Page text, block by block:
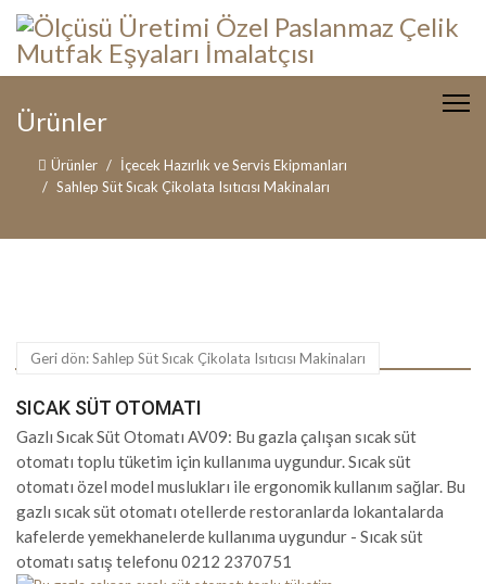
Ürünler
Ürünler
İçecek Hazırlık ve Servis Ekipmanları
Sahlep Süt Sıcak Çikolata Isıtıcısı Makinaları
Geri dön: Sahlep Süt Sıcak Çikolata Isıtıcısı Makinaları
SICAK SÜT OTOMATI
Gazlı Sıcak Süt Otomatı AV09: Bu gazla çalışan sıcak süt
otomatı toplu tüketim için kullanıma uygundur. Sıcak süt
otomatı özel model muslukları ile ergonomik kullanım sağlar. Bu
gazlı sıcak süt otomatı otellerde restoranlarda lokantalarda
kafelerde yemekhanelerde kullanıma uygundur - Sıcak süt
otomatı satış telefonu 0212 2370751